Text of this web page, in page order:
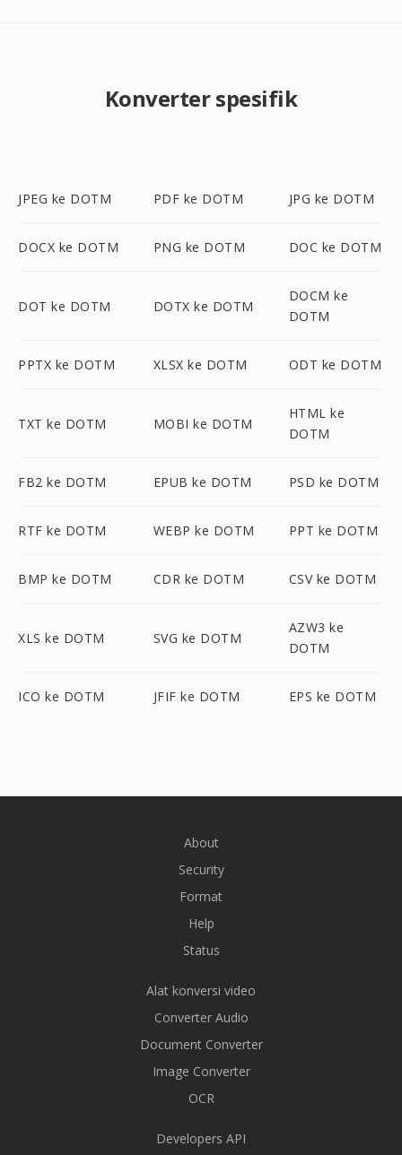
Konverter spesifik
JPEG ke DOTM PDF ke DOTM JPG ke DOTM
DOCX ke DOTM PNG ke DOTM DOC ke DOTM
DOT ke DOTM DOTX ke DOTM
DOCM ke
DOTM
PPTX ke DOTM XLSX ke DOTM ODT ke DOTM
TXT ke DOTM MOBI ke DOTM
HTML ke
DOTM
FB2 ke DOTM EPUB ke DOTM PSD ke DOTM
RTF ke DOTM WEBP ke DOTM PPT ke DOTM
BMP ke DOTM CDR ke DOTM CSV ke DOTM
XLS ke DOTM SVG ke DOTM
AZW3 ke
DOTM
ICO ke DOTM JFIF ke DOTM EPS ke DOTM
About
Security
Format
Help
Status
Alat konversi video
Converter Audio
Document Converter
Image Converter
OCR
Developers API